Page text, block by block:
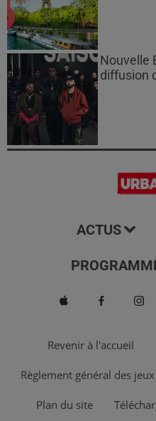
Nouvelle
diffusion
ACTUS
Revenir à l'accueil
Règlement général des jeux
Plan du site